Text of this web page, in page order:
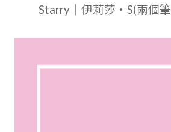
Starry｜伊莉莎・S(兩個